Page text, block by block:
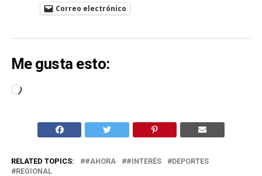
Correo electrónico
Me gusta esto:
Cargando...
RELATED TOPICS: #AHORA #INTERÉS
DEPORTES
REGIONAL